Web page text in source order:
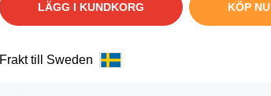
LÄGG I KUNDKORG KÖP NU
Frakt till Sweden